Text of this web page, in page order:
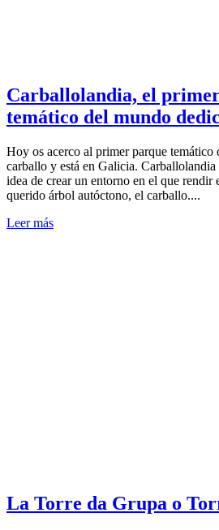
Carballolandia, el
temático del mundo
Hoy os acerco al primer parque temático
carballo y está en Galicia.
idea de crear un entorno en el que rendir
querido árbol autóctono, el carballo....
Leer más
La Torre da Grupa o